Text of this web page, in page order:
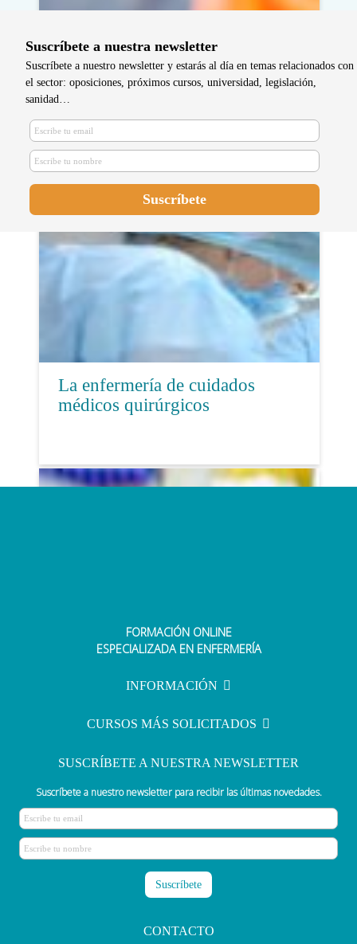
Actualizan el protocolo de accesos
venosos con participación
enfermera
La enfermería de cuidados
médicos quirúrgicos
Hemodinamia en Enfermería:
Suscríbete a nuestra newsletter
Suscríbete a nuestro newsletter y estarás al día en temas relacionados con
el sector: oposiciones, próximos cursos, universidad, legislación,
sanidad…
FORMACIÓN ONLINE
ESPECIALIZADA EN ENFERMERÍA
INFORMACIÓN
CURSOS MÁS SOLICITADOS
SUSCRÍBETE A NUESTRA NEWSLETTER
Suscríbete a nuestro newsletter para recibir las últimas novedades.
CONTACTO